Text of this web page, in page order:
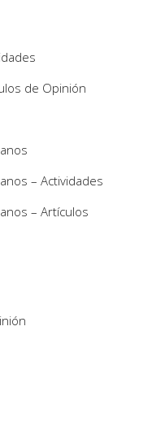
de Opinión
– Actividades
– Artículos